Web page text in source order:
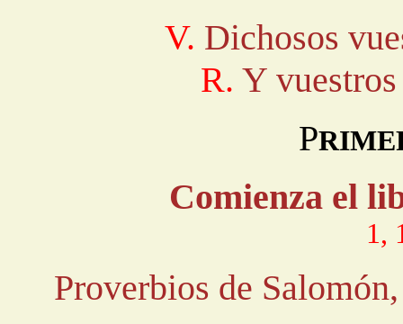
V. Dichosos
R. Y
P
Comienza el
1,
Proverbios de